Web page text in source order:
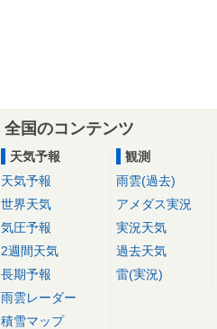
全国のコンテンツ
天気予報
天気予報
世界天気
気圧予報
2週間天気
長期予報
雨雲レーダー
積雪マップ
観測
雨雲(過去)
アメダス実況
実況天気
過去天気
雷(実況)